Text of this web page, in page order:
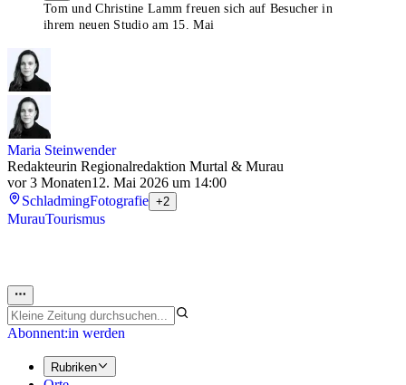
Tom und Christine Lamm freuen sich auf Besucher in
ihrem neuen Studio am 15. Mai
Maria Steinwender
Redakteurin Regionalredaktion Murtal & Murau
vor 3 Monaten12. Mai 2026 um 14:00
SchladmingFotografie +2
MurauTourismus
Abonnent:in werden
Rubriken